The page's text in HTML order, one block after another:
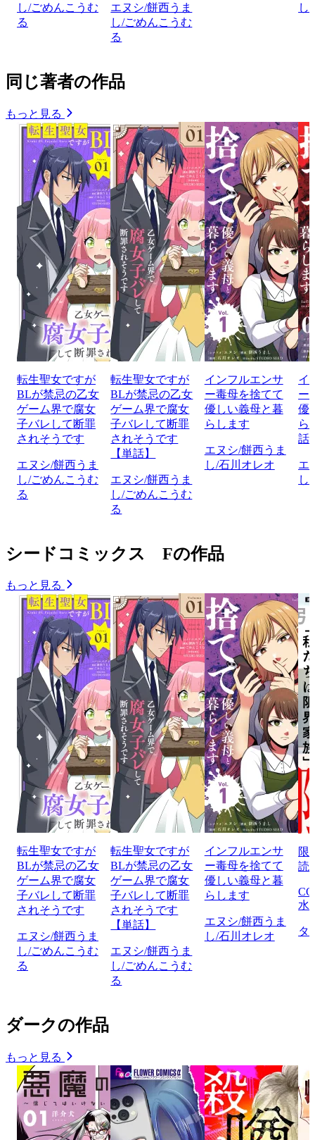
し/ごめんこうむ
る
エヌシ/餅西うま
し/ごめんこうむ
る
し
同じ著者の作品
もっと見る
転生聖女ですが
BLが禁忌の乙女
ゲーム界で腐女
子バレして断罪
されそうです
エヌシ/餅西うま
し/ごめんこうむ
る
転生聖女ですが
BLが禁忌の乙女
ゲーム界で腐女
子バレして断罪
されそうです
【単話】
エヌシ/餅西うま
し/ごめんこうむ
る
インフルエンサ
ー毒母を捨てて
優しい義母と暮
らします
エヌシ/餅西うま
し/石川オレオ
イ
ー
優
ら
話
エ
し
シードコミックス Fの作品
もっと見る
転生聖女ですが
BLが禁忌の乙女
ゲーム界で腐女
子バレして断罪
されそうです
エヌシ/餅西うま
し/ごめんこうむ
る
転生聖女ですが
BLが禁忌の乙女
ゲーム界で腐女
子バレして断罪
されそうです
【単話】
エヌシ/餅西うま
し/ごめんこうむ
る
インフルエンサ
ー毒母を捨てて
優しい義母と暮
らします
エヌシ/餅西うま
し/石川オレオ
限
読
水
タ
ダークの作品
もっと見る